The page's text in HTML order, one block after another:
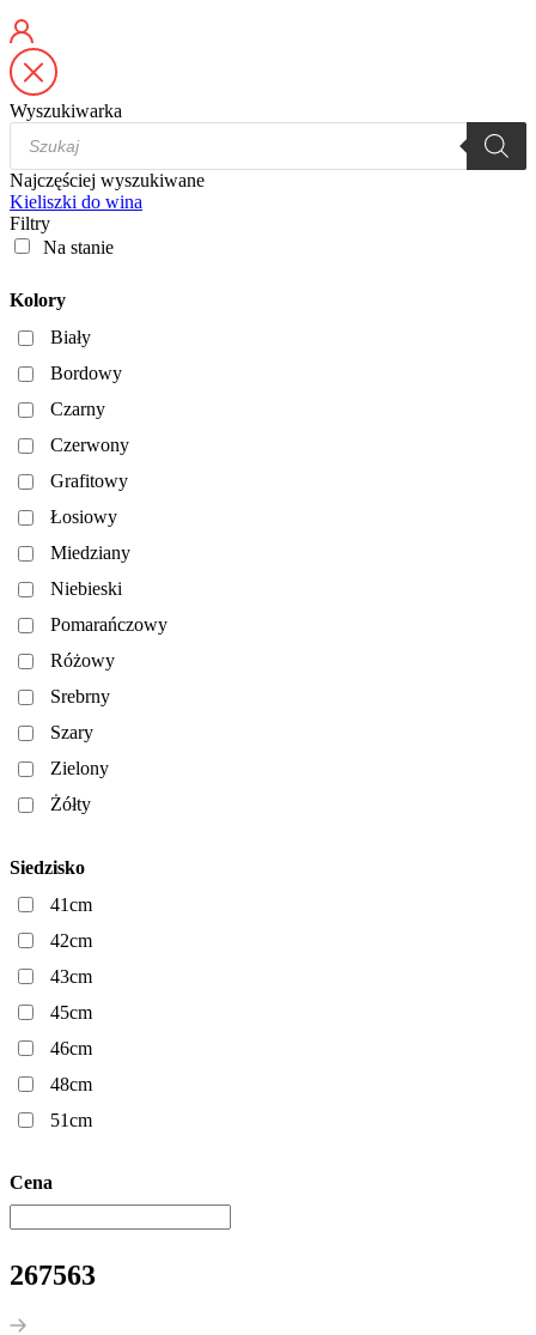
Wyszukiwarka
Wyszukiwarka
produktów
Najczęściej wyszukiwane
Kieliszki do wina
Filtry
Na stanie
Kolory
Biały
Bordowy
Czarny
Czerwony
Grafitowy
Łosiowy
Miedziany
Niebieski
Pomarańczowy
Różowy
Srebrny
Szary
Zielony
Żółty
Siedzisko
41cm
42cm
43cm
45cm
46cm
48cm
51cm
Cena
267563